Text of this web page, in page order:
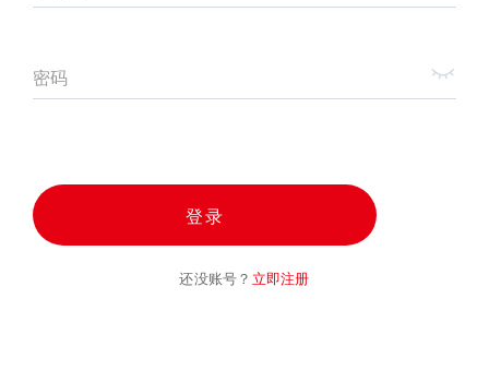
密码
登录
还没账号？ 立即注册